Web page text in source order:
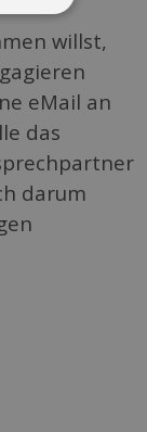
willst,
eMail an
das
darum